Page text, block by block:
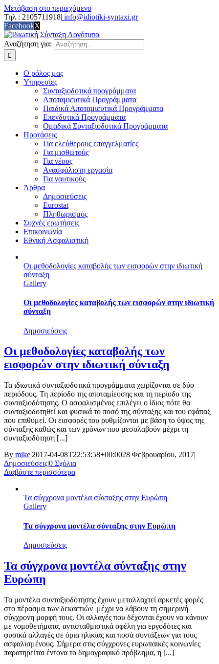
Μετάβαση στο περιεχόμενο
Τηλ : 2105711918| info@idiotiki-syntaxi.gr
FacebookX
Αναζήτηση για:
Ο ρόλος μας
Υπηρεσίες
Συνταξιοδοτικά προγράμματα
Αποταμιευτικά Προγράμματα
Παιδικά Αποταμιευτικά Προγράμματα
Επενδυτικά Προγράμματα
Oμαδικά Συνταξιοδοτικά Προγράμματα
Προτάσεις
Για ελεύθερους επαγγελματίες
Για μισθωτούς
Για νέους
Ανασφάλιστη εργασία
Για ναυτικούς
Άρθρα
Δημοσιεύσεις
Εurostat
Πληθωρισμός
Συχνές ερωτήσεις
Eπικοινωνία
Εθνική Ασφαλιστική
Oι μεθοδολογίες καταβολής των εισφορών στην ιδιωτική
σύνταξη
Gallery
Oι μεθοδολογίες καταβολής των εισφορών στην ιδιωτική
σύνταξη
Δημοσιεύσεις
Oι μεθοδολογίες καταβολής των
εισφορών στην ιδιωτική σύνταξη
Τα ιδιωτικά συνταξιοδοτικά προγράμματα χωρίζονται σε δύο
περιόδους. Τη περίοδο της αποταμίευσης και τη περίοδο της
συνταξιοδότησης. Ο ασφαλισμένος επιλέγει ο ίδιος πότε θα
συνταξιοδοτηθεί και φυσικά το ποσό της σύνταξης και του εφάπαξ
που επιθυμεί. Οι εισφορές του ρυθμίζονται με βάση το ύψος της
σύνταξης καθώς και των χρόνων που μεσολαβούν μέχρι τη
συνταξιοδότηση [...]
By mike|2017-04-08T22:53:58+00:0028 Φεβρουαρίου, 2017|
Δημοσιεύσεις|0 Σχόλια
Διαβάστε περισσότερα
Τα σύγχρονα μοντέλα σύνταξης στην Ευρώπη
Gallery
Τα σύγχρονα μοντέλα σύνταξης στην Ευρώπη
Δημοσιεύσεις
Τα σύγχρονα μοντέλα σύνταξης στην
Ευρώπη
Τα μοντέλα συνταξιοδότησης έχουν μεταλλαχτεί αρκετές φορές
στο πέρασμα των δεκαετιών μέχρι να λάβουν τη σημερινή
σύγχρονη μορφή τους. Οι αλλαγές που δέχονται έχουν να κάνουν
με νομοθετήματα, αντισταθμιστικά οφέλη για εργοδότες και
φυσικά αλλαγές σε όρια ηλικίας και ποσά συντάξεων για τους
ασφαλισμένους. Σήμερα στις σύγχρονες ευρωπαικές κοινωνίες
παρατηρείται έντονα το δημογραφικό πρόβλημα, η [...]